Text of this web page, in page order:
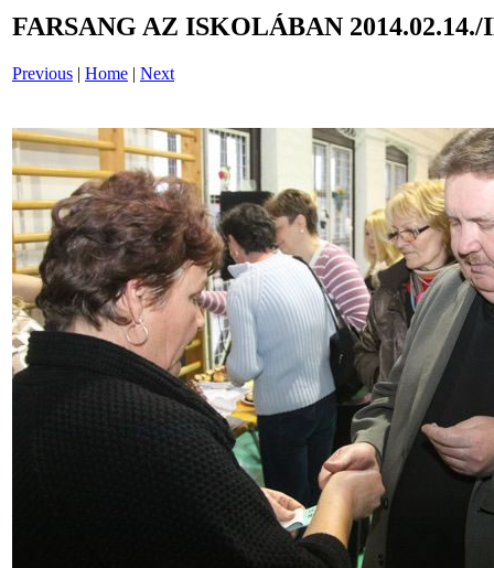
FARSANG AZ ISKOLÁBAN 2014.02.14./
Previous | Home | Next